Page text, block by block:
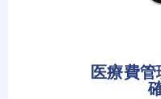
医療費